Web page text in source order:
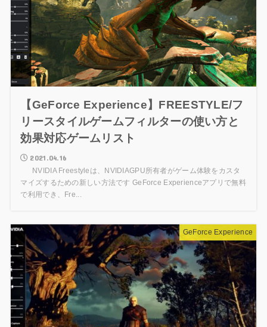
【GeForce Experience】FREESTYLE/フ
リースタイルゲームフィルターの使い方と
効果対応ゲームリスト
2021.04.16
NVIDIA Freestyleは、NVIDIAGPU所有者がゲーム体験をカスタ
マイズするための新しい方法です GeForce Experienceアプリで無料
で利用でき、Fre...
GeForce Experience